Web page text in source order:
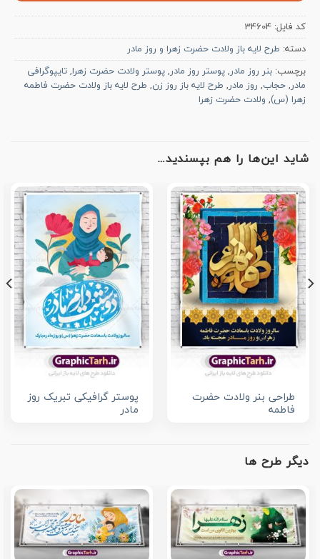
کد فایل: 34604
دسته: طرح لایه باز ولادت حضرت زهرا و روز مادر
برچسب: بنر روز مادر, پوستر روز مادر, پوستر ولادت حضرت زهرا, تایپوگرافی
مادر, حجاب, روز مادر, طرح لایه باز روز زن, طرح لایه باز ولادت حضرت فاطمه
زهرا (س), ولادت حضرت زهرا
شاید این‌ها را هم بپسندید…
طراحی بنر ولادت حضرت
فاطمه
پوستر گرافیکی تبریک روز
مادر
دیگر طرح ها